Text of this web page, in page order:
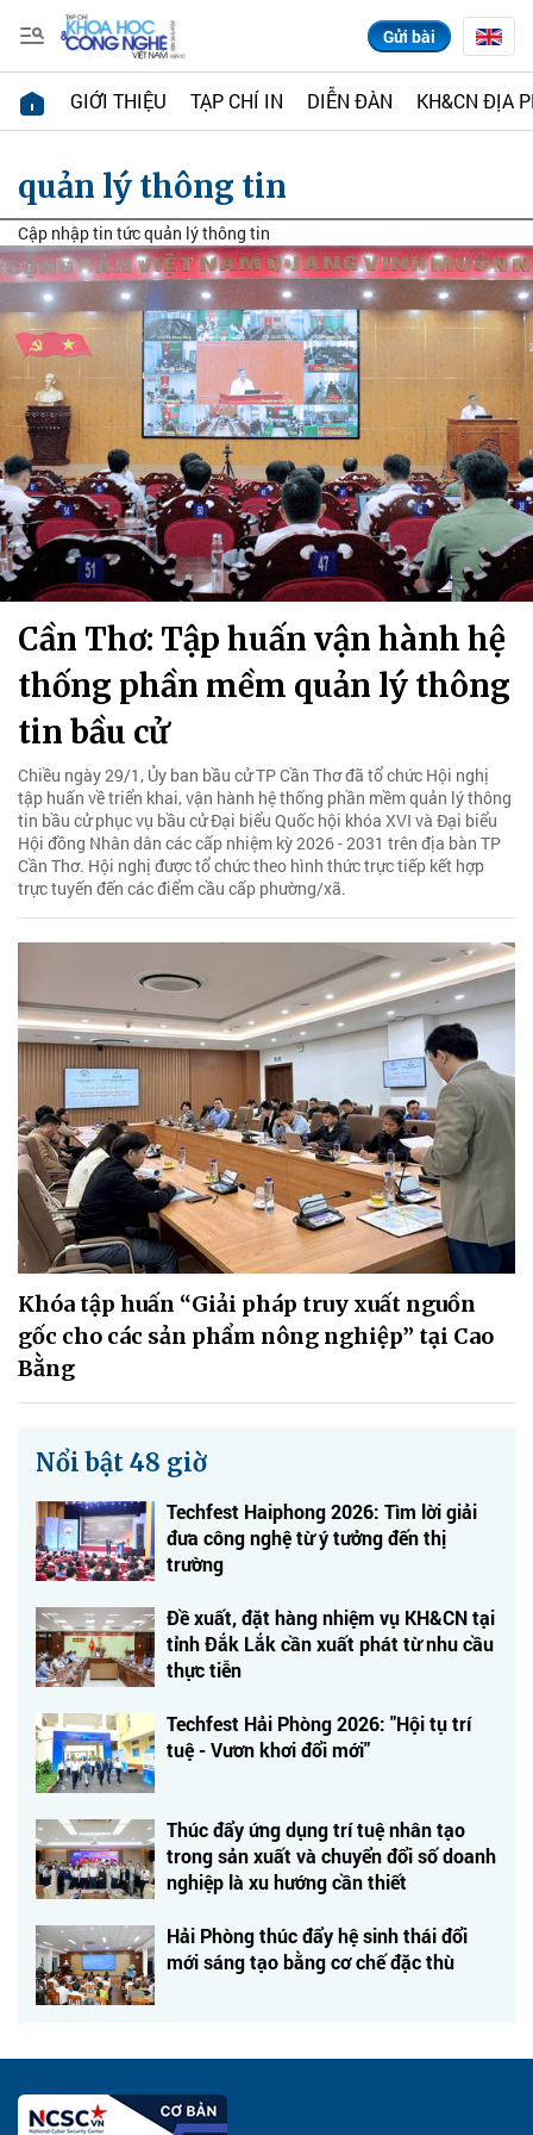
Gửi bài
GIỚI THIỆU TẠP CHÍ IN DIỄN ĐÀN KH&CN ĐỊA
quản lý thông tin
Cập nhập tin tức quản lý thông tin
Cần Thơ: Tập huấn vận hành hệ
thống phần mềm quản lý thông
tin bầu cử
Chiều ngày 29/1, Ủy ban bầu cử TP Cần Thơ đã tổ chức Hội nghị
tập huấn về triển khai, vận hành hệ thống phần mềm quản lý thông
tin bầu cử phục vụ bầu cử Đại biểu Quốc hội khóa XVI và Đại biểu
Hội đồng Nhân dân các cấp nhiệm kỳ 2026 - 2031 trên địa bàn TP
Cần Thơ. Hội nghị được tổ chức theo hình thức trực tiếp kết hợp
trực tuyến đến các điểm cầu cấp phường/xã.
Khóa tập huấn “Giải pháp truy xuất nguồn
gốc cho các sản phẩm nông nghiệp” tại Cao
Bằng
Nổi bật 48 giờ
Techfest Haiphong 2026: Tìm lời giải
đưa công nghệ từ ý tưởng đến thị
trường
Đề xuất, đặt hàng nhiệm vụ KH&CN tại
tỉnh Đắk Lắk cần xuất phát từ nhu cầu
thực tiễn
Techfest Hải Phòng 2026: "Hội tụ trí
tuệ - Vươn khơi đổi mới"
Thúc đẩy ứng dụng trí tuệ nhân tạo
trong sản xuất và chuyển đổi số doanh
nghiệp là xu hướng cần thiết
Hải Phòng thúc đẩy hệ sinh thái đổi
mới sáng tạo bằng cơ chế đặc thù